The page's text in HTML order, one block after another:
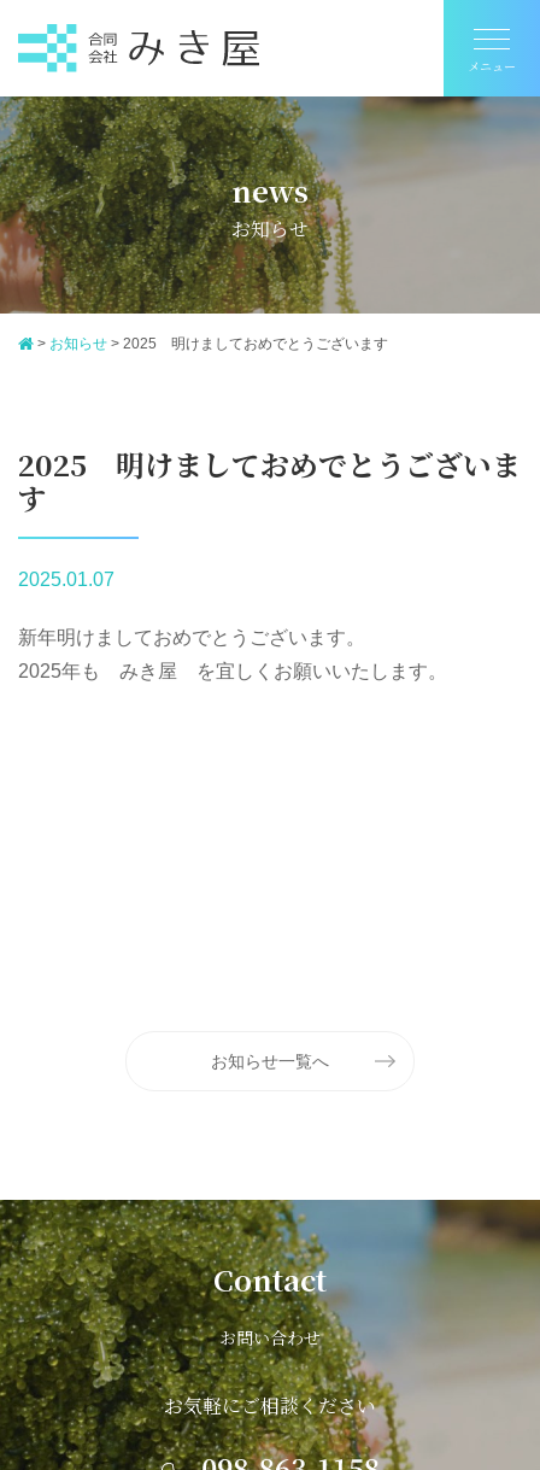
news
お知らせ
> お知らせ > 2025 明けましておめでとうございます
2025 明けましておめでとうございま
す
2025.01.07
新年明けましておめでとうございます。
2025年も みき屋 を宜しくお願いいたします。
お知らせ一覧へ
Contact
お問い合わせ
お気軽にご相談ください